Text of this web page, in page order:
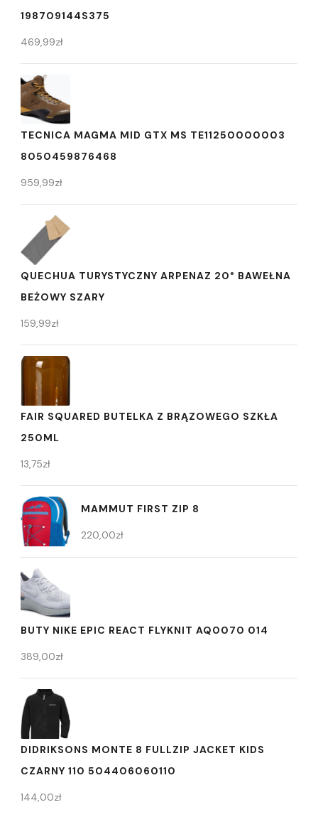
198709144S375
469,99zł
TECNICA MAGMA MID GTX MS TE11250000003
8050459876468
959,99zł
QUECHUA TURYSTYCZNY ARPENAZ 20° BAWEŁNA
BEŻOWY SZARY
159,99zł
FAIR SQUARED BUTELKA Z BRĄZOWEGO SZKŁA
250ML
13,75zł
MAMMUT FIRST ZIP 8
220,00zł
BUTY NIKE EPIC REACT FLYKNIT AQ0070 014
389,00zł
DIDRIKSONS MONTE 8 FULLZIP JACKET KIDS
CZARNY 110 504406060110
144,00zł